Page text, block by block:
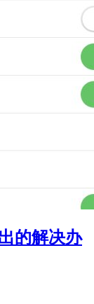
的解决办